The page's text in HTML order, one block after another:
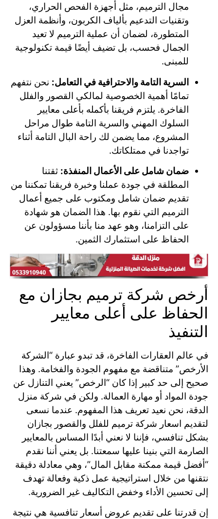
مجال الترميم، مثل أجهزة الفحص الحراري،
وتقنيات التدعيم بألياف الكربون، وأنظمة العزل
المتطورة، لضمان أن عملية الترميم لا تعيد
الجمال فحسب، بل تضيف أيضًا قيمة تكنولوجية
للمبنى.
السرية التامة والاحترافية في التعامل: نحن نتفهم
تمامًا أهمية الخصوصية لمالكي القصور والفلل
الفاخرة. يلتزم فريقنا بأكمله بأعلى معايير
السلوك المهني والسرية التامة طوال مراحل
المشروع، مما يضمن لك راحة البال التامة أثناء
تواجدنا في ممتلكاتك.
ضمان شامل على الأعمال المنفذة: ثقتنا
المطلقة في جودة عملنا وخبرة فريقنا تمكننا من
تقديم ضمان شامل ومكتوب على جميع أعمال
الترميم التي نقوم بها. هذا الضمان هو شهادة
على التزامنا، وهو عهد منا بأننا مسؤولون عن
الحفاظ على استثمارك الثمين.
أرخص شركة ترميم بجازان مع
الحفاظ على أعلى معايير
التنفيذ
في عالم العقارات الفاخرة، قد تبدو عبارة “الشركة
الأرخص” متناقضة مع مفهوم الجودة والفخامة. وهذا
صحيح إلى حد كبير إذا كان “الرخص” يعني التنازل عن
جودة المواد أو مهارة العمالة. ولكن في شركة منزل
الدقة، نحن نعيد تعريف هذا المفهوم. عندما نسعى
لتقديم اسعار شركة ترميم للفلل والقصور بجازان
بشكل تنافسي، فإننا لا نعني أبدًا المساس بالمعايير
الصارمة التي بنينا عليها سمعتنا. بل يعني أننا نقدم
“أفضل قيمة ممكنة مقابل المال”، وهي معادلة دقيقة
نتقنها من خلال استراتيجية عمل ذكية وفعالة تهدف
إلى تحسين الأداء وخفض التكاليف غير الضرورية.
إن قدرتنا على تقديم عروض أسعار تنافسية هي نتيجة